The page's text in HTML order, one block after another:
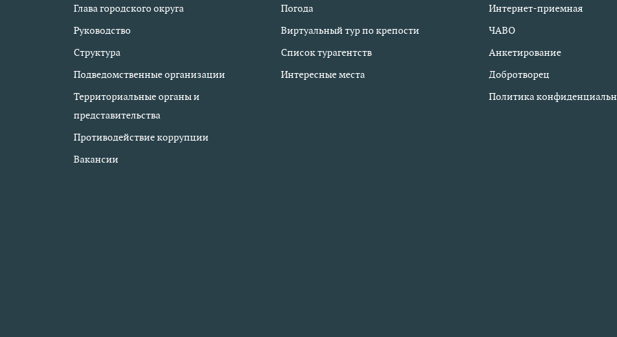
Глава городского округа
Руководство
Структура
Подведомственные организации
Территориальные органы и
представительства
Противодействие коррупции
Вакансии
Погода
Виртуальный тур по крепости
Список турагентств
Интересные места
Интернет-приемная
ЧАВО
Анкетирование
Добротворец
Политика